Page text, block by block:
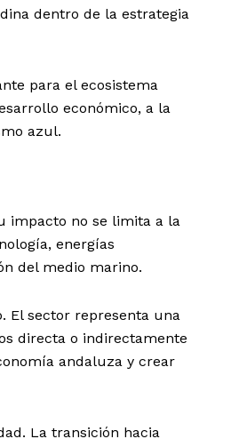
dentro de la estrategia
para el ecosistema
económico, a la
azul.
impacto no se limita a la
energías
del medio marino.
El sector representa una
directa o indirectamente
andaluza y crear
La transición hacia